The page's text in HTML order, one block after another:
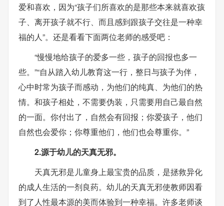
爱和喜欢，因为“孩子们所喜欢的是那些本来就喜欢孩
子、离开孩子就不行、而且感到跟孩子交往是一种幸
福的人”。还是看看下面两位老师的感受吧：
“慢慢地给孩子的爱多一些，孩子的回报也多一
些。”“自从踏入幼儿教育这一行，整日与孩子为伴，
心中时常为孩子而感动，为他们的纯真、为他们的热
情。和孩子相处，不需要伪装，只需要用自己最自然
的一面。你付出了，自然会有回报；你爱孩子，他们
自然也会爱你；你尊重他们，他们也会尊重你。”
2.源于幼儿的天真无邪。
天真无邪是儿童身上最宝贵的品质，是拯救异化
的成人生活的一剂良药。幼儿的天真无邪使教师因看
到了人性最本源的美而体验到一种幸福。许多老师谈